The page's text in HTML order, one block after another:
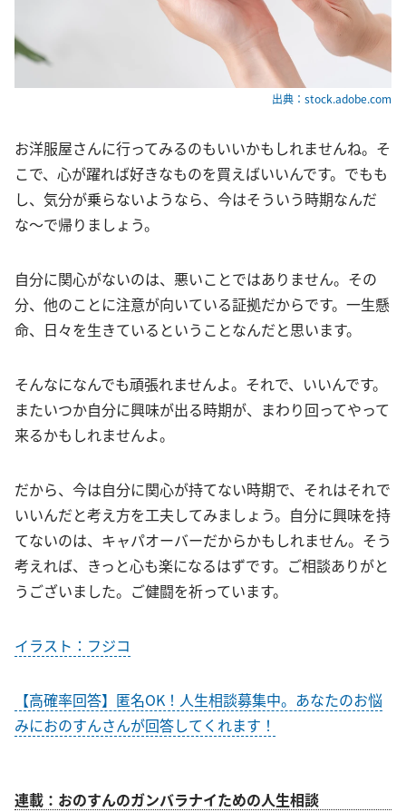
出典：stock.adobe.com
お洋服屋さんに行ってみるのもいいかもしれませんね。そ
こで、心が躍れば好きなものを買えばいいんです。でもも
し、気分が乗らないようなら、今はそういう時期なんだ
な〜で帰りましょう。
自分に関心がないのは、悪いことではありません。その
分、他のことに注意が向いている証拠だからです。一生懸
命、日々を生きているということなんだと思います。
そんなになんでも頑張れませんよ。それで、いいんです。
またいつか自分に興味が出る時期が、まわり回ってやって
来るかもしれませんよ。
だから、今は自分に関心が持てない時期で、それはそれで
いいんだと考え方を工夫してみましょう。自分に興味を持
てないのは、キャパオーバーだからかもしれません。そう
考えれば、きっと心も楽になるはずです。ご相談ありがと
うございました。ご健闘を祈っています。
イラスト：フジコ
【高確率回答】匿名OK！人生相談募集中。あなたのお悩
みにおのすんさんが回答してくれます！
連載：おのすんのガンバラナイための人生相談